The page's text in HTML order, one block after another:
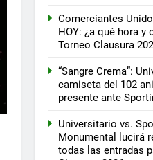
Comerciantes
HOY: ¿a qué hora y
Torneo Clausura
“Sangre Crema”:
camiseta del 102
presente ante
Universitario vs.
Monumental lucirá
todas las entradas